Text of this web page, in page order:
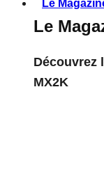
Le
Le
Découvrez
MX2K